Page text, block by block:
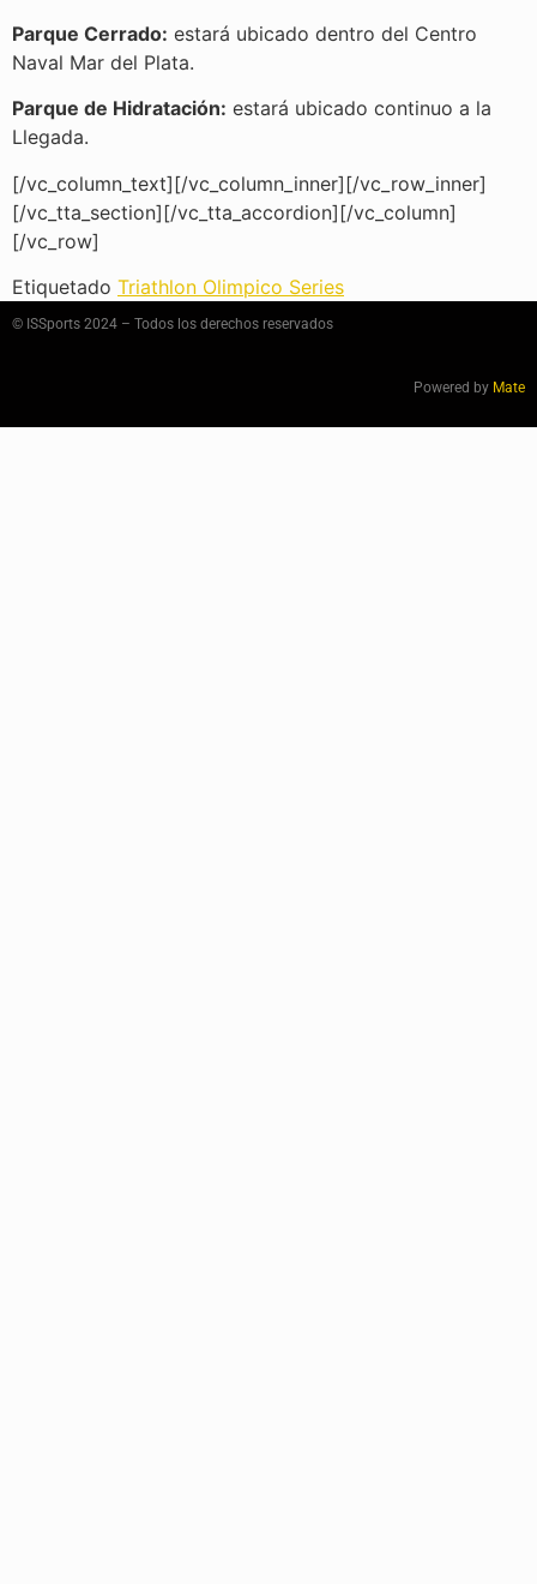
Parque Cerrado: estará ubicado dentro del Centro
Naval Mar del Plata.
Parque de Hidratación: estará ubicado continuo a la
Llegada.
[/vc_column_text][/vc_column_inner][/vc_row_inner]
[/vc_tta_section][/vc_tta_accordion][/vc_column]
[/vc_row]
Etiquetado Triathlon Olimpico Series
© ISSports 2024 – Todos los derechos reservados
Powered by Mate